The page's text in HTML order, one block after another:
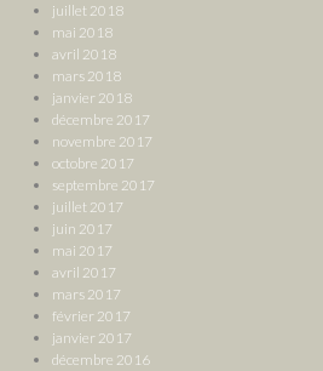
juillet 2018
mai 2018
avril 2018
mars 2018
janvier 2018
décembre 2017
novembre 2017
octobre 2017
septembre 2017
juillet 2017
juin 2017
mai 2017
avril 2017
mars 2017
février 2017
janvier 2017
décembre 2016